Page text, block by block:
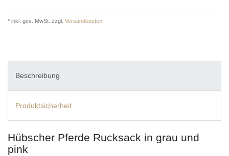
* inkl. ges. MwSt. zzgl. Versandkosten
Beschreibung
Produktsicherheit
Hübscher Pferde Rucksack in grau und
pink